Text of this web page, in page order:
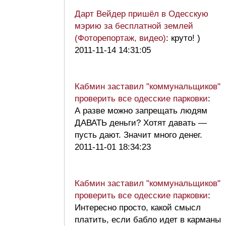
Дарт Вейдер пришёл в Одесскую
мэрию за бесплатной землей
(Фоторепортаж, видео): круто! )
2011-11-14 14:31:05
Кабмин заставил "коммунальщиков"
проверить все одесские парковки:
А разве можно запрещать людям
ДАВАТЬ деньги? Хотят давать —
пусть дают. Значит много денег.
2011-11-01 18:34:23
Кабмин заставил "коммунальщиков"
проверить все одесские парковки:
Интересно просто, какой смысл
платить, если бабло идет в карманы